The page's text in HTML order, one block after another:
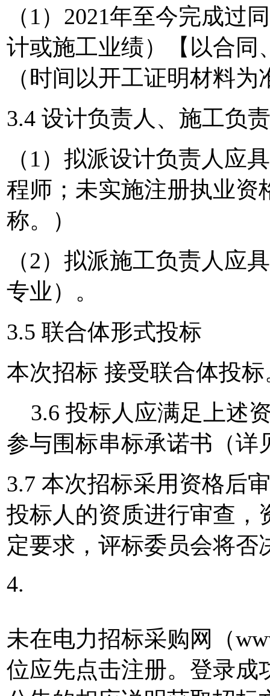
（1）2021年至今完成过
计或施工业绩）【以合同
（时间以开工证明材料为
3.4 设计负责人、施工负
（1）拟派设计负责人应
程师；未实施注册执业资
称。）
（2）拟派施工负责人应
专业）。
3.5 联合体形式投标
本次招标 接受联合体投标
3.6 投标人应满足上述
参与围标串标承诺书（详
3.7 本次招标采用资格后
投标人的资质进行审查，
定要求，评标委员会将否
4.
未在电力招标采购网（
位应先点击注册。登录成